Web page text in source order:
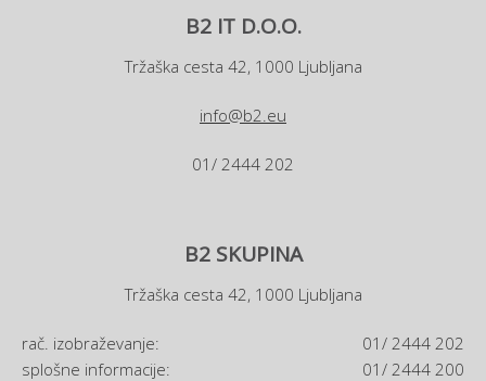
B2 IT D.O.O.
Tržaška cesta 42, 1000 Ljubljana
info@b2.eu
01/ 2444 202
B2 SKUPINA
Tržaška cesta 42, 1000 Ljubljana
rač. izobraževanje:
01/ 2444 202
splošne informacije:
01/ 2444 200